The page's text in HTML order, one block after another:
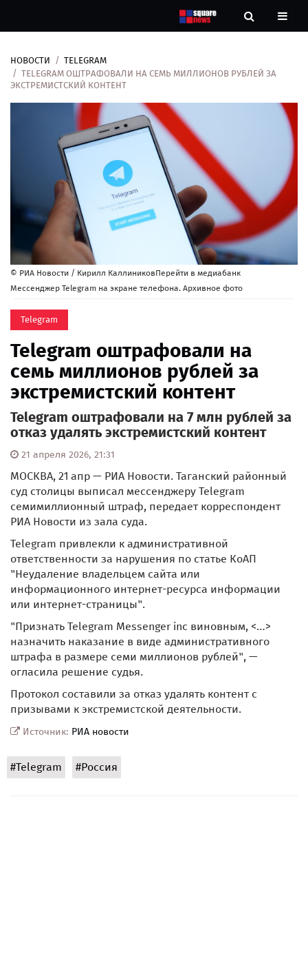
Новости
Рубрики
Контакты
НОВОСТИ
TELEGRAM
TELEGRAM ОШТРАФОВАЛИ НА СЕМЬ МИЛЛИОНОВ РУБЛЕЙ ЗА
ЭКСТРЕМИСТСКИЙ КОНТЕНТ
© РИА Новости / Кирилл КаллиниковПерейти в медиабанк
Мессенджер Telegram на экране телефона. Архивное фото
Telegram
Telegram оштрафовали на
семь миллионов рублей за
экстремистский контент
Telegram оштрафовали на 7 млн рублей за
отказ удалять экстремистский контент
21 апреля 2026, 21:31
МОСКВА, 21 апр — РИА Новости. Таганский районный
суд столицы выписал мессенджеру Telegram
семимиллионный штраф, передает корреспондент
РИА Новости из зала суда.
Telegram привлекли к административной
ответственности за нарушения по статье КоАП
"Неудаление владельцем сайта или
информационного интернет-ресурса информации
или интернет-страницы".
"Признать Telegram Messenger inc виновным, <…>
назначить наказание в виде административного
штрафа в размере семи миллионов рублей", —
огласила решение судья.
Протокол составили за отказ удалять контент с
призывами к экстремистской деятельности.
Источник: РИА новости
#Telegram #Россия